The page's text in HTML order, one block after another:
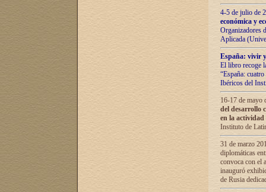
4-5 de julio de
económica y
Organizadores
Aplicada
España: vivir
El libro recoge
“España:
Ibéricos del
16-17 de mayo
del desarrollo
en la
Instituto de
31 de marzo
diplomáticas
convoca con el
inauguró
de Rusia